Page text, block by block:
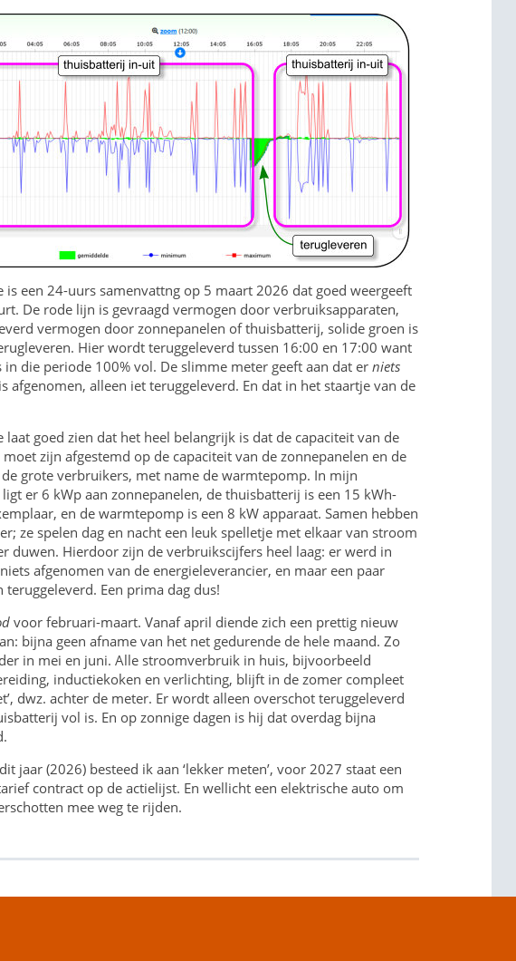
is een 24-uurs samenvattng op 5 maart 2026 dat goed weergeeft
De rode lijn is gevraagd vermogen door verbruiksapparaten,
vermogen door zonnepanelen of thuisbatterij, solide groen is
Hier wordt teruggeleverd tussen 16:00 en 17:00 want
in die periode 100% vol. De slimme meter geeft aan dat er niets
afgenomen, alleen iet teruggeleverd. En dat in het staartje van de
laat goed zien dat het heel belangrijk is dat de capaciteit van de
zijn afgestemd op de capaciteit van de zonnepanelen en de
grote verbruikers, met name de warmtepomp. In mijn
er 6 kWp aan zonnepanelen, de thuisbatterij is een 15 kWh-
en de warmtepomp is een 8 kW apparaat. Samen hebben
ze spelen dag en nacht een leuk spelletje met elkaar van stroom
duwen. Hierdoor zijn de verbruikscijfers heel laag: er werd in
afgenomen van de energieleverancier, en maar een paar
Een prima dag dus!
voor februari-maart. Vanaf april diende zich een prettig nieuw
bijna geen afname van het net gedurende de hele maand. Zo
in mei en juni. Alle stroomverbruik in huis, bijvoorbeeld
inductiekoken en verlichting, blijft in de zomer compleet
dwz. achter de meter. Er wordt alleen overschot teruggeleverd
vol is. En op zonnige dagen is hij dat overdag bijna
jaar (2026) besteed ik aan ‘lekker meten’, voor 2027 staat een
contract op de actielijst. En wellicht een elektrische auto om
mee weg te rijden.